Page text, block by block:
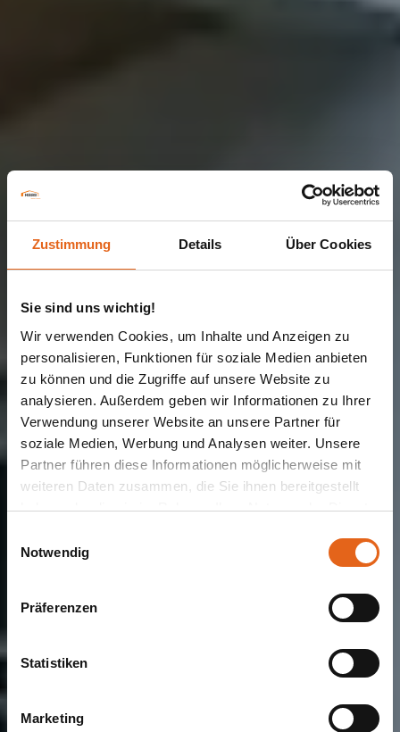
Zustimmung Details Über Cookies
Sie sind uns wichtig!
Wir verwenden Cookies, um Inhalte und Anzeigen zu
personalisieren, Funktionen für soziale Medien anbieten
zu können und die Zugriffe auf unsere Website zu
analysieren. Außerdem geben wir Informationen zu Ihrer
Verwendung unserer Website an unsere Partner für
soziale Medien, Werbung und Analysen weiter. Unsere
Partner führen diese Informationen möglicherweise mit
weiteren Daten zusammen, die Sie ihnen bereitgestellt
haben oder die sie im Rahmen Ihrer Nutzung der Dienste
Bitte beachten Sie, dass einige der Partner auch Daten in
Drittländer übermitteln können, in denen möglicherweise
ein anderes Datenschutzniveau besteht als in der EU.
Übereinstimmung mit den geltenden
Notwendig
Präferenzen
Statistiken
Marketing
EGES Besitz
GmbH & Co. KG